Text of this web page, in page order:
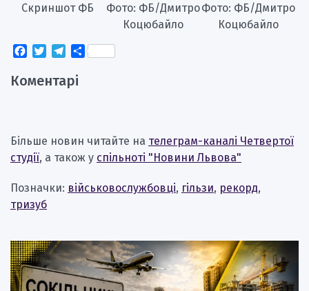
Скриншот ФБ
Фото: ФБ/Дмитро
Коцюбайло
Фото: ФБ/Дмитро
Коцюбайло
Facebook
TwitterTelegram
Поділитися
Коментарі
Більше новин читайте на телеграм-каналі Четвертої
студії, а також у спільноті "Новини Львова"
Позначки: військовослужбовці, гільзи, рекорд,
тризуб